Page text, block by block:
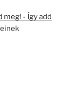
meg! - Így add